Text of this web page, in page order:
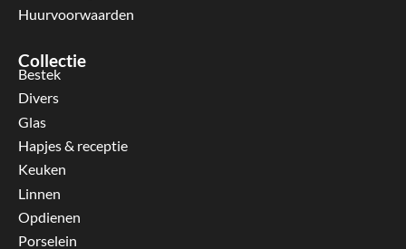
Huurvoorwaarden
Collectie
Bestek
Divers
Glas
Hapjes & receptie
Keuken
Linnen
Opdienen
Porselein